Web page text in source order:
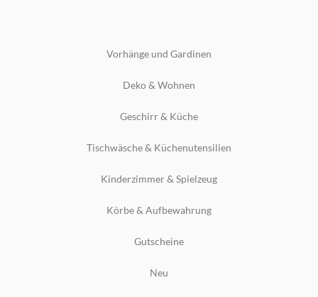
Vorhänge und Gardinen
Deko & Wohnen
Geschirr & Küche
Tischwäsche & Küchenutensilien
Kinderzimmer & Spielzeug
Körbe & Aufbewahrung
Gutscheine
Neu